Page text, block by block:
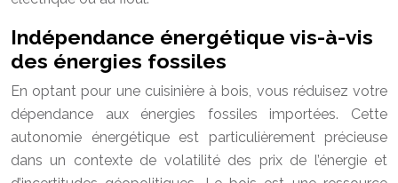
Indépendance énergétique vis-à-vis
des énergies fossiles
En optant pour une cuisinière à bois, vous réduisez votre
dépendance aux énergies fossiles importées. Cette
autonomie énergétique est particulièrement précieuse
dans un contexte de volatilité des prix de l’énergie et